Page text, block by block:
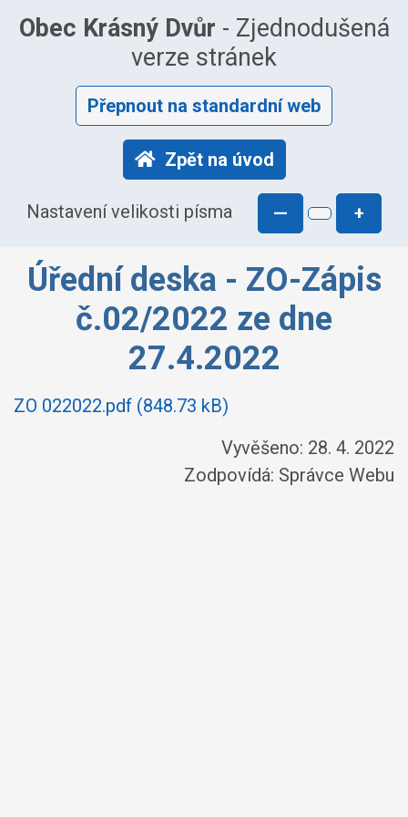
Obec Krásný Dvůr - Zjednodušená
verze stránek
Přepnout na standardní web
Zpět na úvod
Nastavení velikosti písma — +
Úřední deska - ZO-Zápis
č.02/2022 ze dne
27.4.2022
ZO 022022.pdf (848.73 kB)
Vyvěšeno: 28. 4. 2022
Zodpovídá: Správce Webu